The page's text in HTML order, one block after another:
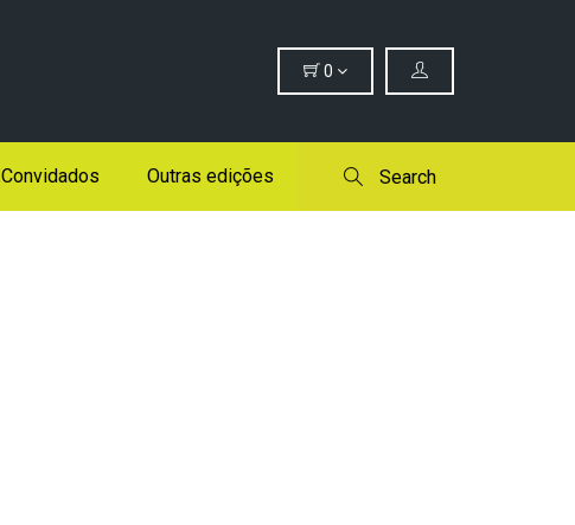
0
Convidados Outras edições Search